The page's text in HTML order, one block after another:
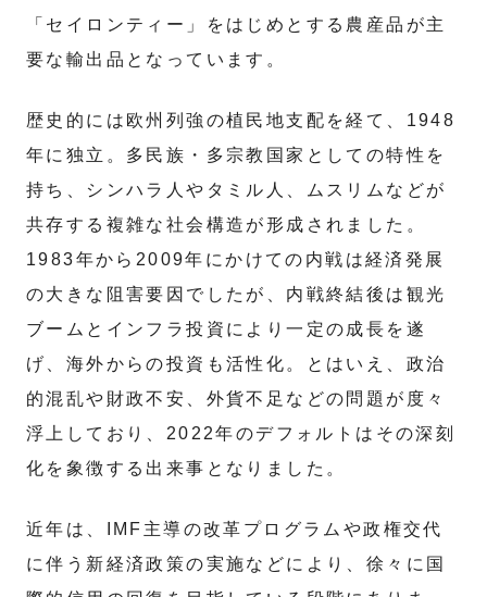
「セイロンティー」をはじめとする農産品が主
要な輸出品となっています。
歴史的には欧州列強の植民地支配を経て、1948
年に独立。多民族・多宗教国家としての特性を
持ち、シンハラ人やタミル人、ムスリムなどが
共存する複雑な社会構造が形成されました。
1983年から2009年にかけての内戦は経済発展
の大きな阻害要因でしたが、内戦終結後は観光
ブームとインフラ投資により一定の成長を遂
げ、海外からの投資も活性化。とはいえ、政治
的混乱や財政不安、外貨不足などの問題が度々
浮上しており、2022年のデフォルトはその深刻
化を象徴する出来事となりました。
近年は、IMF主導の改革プログラムや政権交代
に伴う新経済政策の実施などにより、徐々に国